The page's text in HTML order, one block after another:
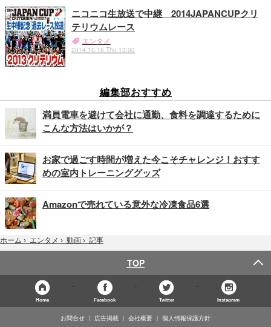
ニコニコ生放送で中継 2014JAPANCUPクリ
テリウムレース
エンタメ
2014.10.16 Thu 13:00
編集部おすすめ
満員電車を避けて会社に通勤、食料を調達するために
こんな方法はいかが？
お家で過ごす時間が増えた今こそチャレンジ！おすす
めの室内トレーニンググッズ
Amazonで売れている意外な冷凍食品6選
ホーム › エンタメ › 動画 › 記事
TOP
Home Facebook Twitter Instagram
お問合せ 広告掲載 会社概要 個人情報保護方針